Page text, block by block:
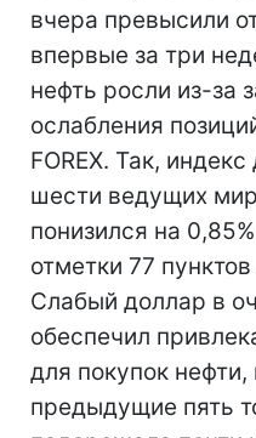
вчера превысили
впервые за три
нефть росли из-за
ослабления
FOREX. Так,
шести ведущих
понизился на
отметки 77
Слабый доллар в
обеспечил
для покупок нефти,
предыдущие пять